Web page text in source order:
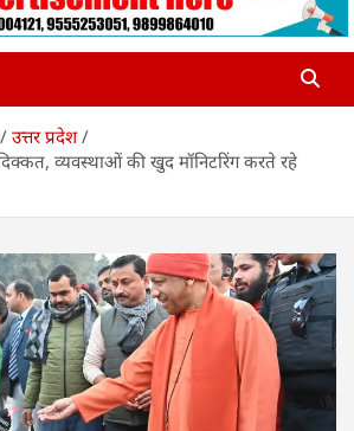
उत्तर प्रदेश
व्यवस्थाओं की खुद मॉनिटरिंग करते रहे